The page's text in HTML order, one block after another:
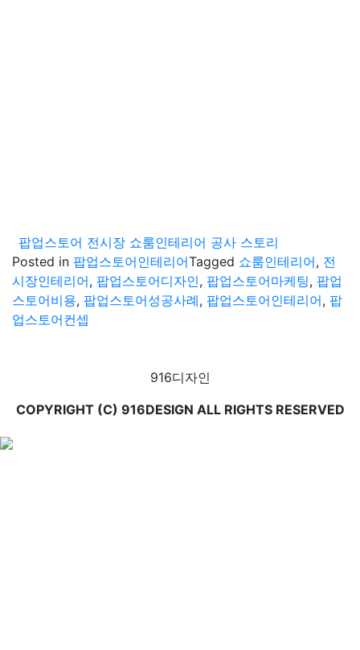
팝업스토어 전시장 쇼룸인테리어 공사 스토리
Posted in 팝업스토어인테리어Tagged 쇼룸인테리어, 전
시장인테리어, 팝업스토어디자인, 팝업스토어마케팅, 팝업
스토어비용, 팝업스토어성공사례, 팝업스토어인테리어, 팝
업스토어컨셉
916디자인
COPYRIGHT (C) 916DESIGN ALL RIGHTS RESERVED